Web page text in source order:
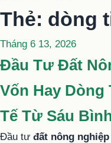
Thẻ: dòng
Đăng
trong
Tháng 6 13, 2026
Đầu Tư Đất
Vốn Hay
Tế Từ Sáu
Đầu tư đất nông nghiệp